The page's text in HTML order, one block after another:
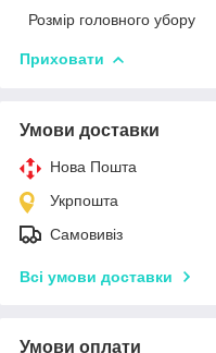
Розмір головного убору
Приховати
Умови доставки
Нова Пошта
Укрпошта
Самовивіз
Всі умови доставки
Умови оплати